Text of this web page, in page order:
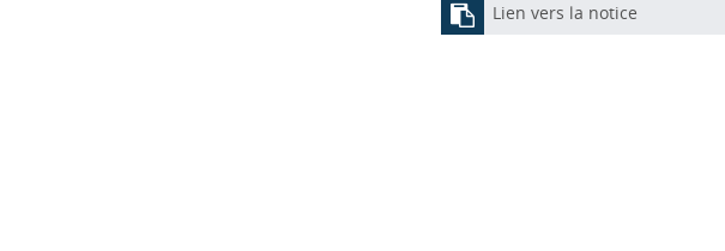
Lien vers la notice